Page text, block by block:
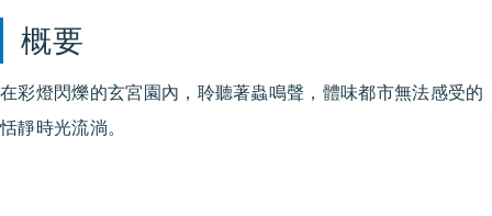
概要
在彩燈閃爍的玄宮園內，聆聽著蟲鳴聲，體味都市無法感受的
恬靜時光流淌。